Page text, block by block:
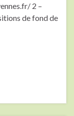
2 –
de fond de